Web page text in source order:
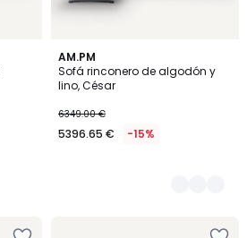
AM.PM
Sofá rinconero de algodón y
lino, César
6349.00 €
5396.65 € -15%
3
Colores